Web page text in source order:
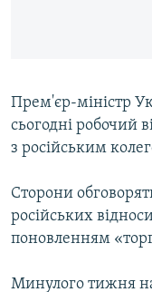
ІНФОГРАФІКА
ДОЛУЧАЙСЯ!
Усі сайти RFE/RL
Прем'єр-міністр
сьогодні робочий
з російським
Сторони
російських
поновленням
Минулого тижня